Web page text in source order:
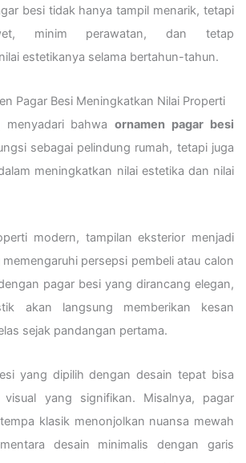
besi tidak hanya tampil menarik, tetapi
minim perawatan, dan tetap
estetikanya selama bertahun-tahun.
Pagar Besi Meningkatkan Nilai Properti
menyadari bahwaornamen pagar besi
sebagai pelindung rumah, tetapi juga
meningkatkan nilai estetika dan nilai
modern, tampilan eksterior menjadi
persepsi pembeli atau calon
pagar besi yang dirancang elegan,
akan langsung memberikan kesan
sejak pandangan pertama.
yang dipilih dengan desain tepat bisa
visual yang signifikan. Misalnya, pagar
klasik menonjolkan nuansa mewah
desain minimalis dengan garis